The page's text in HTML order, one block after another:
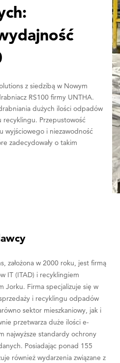
z siedzibą w Nowym
RS100 firmy UNTHA.
dużych ilości odpadów
recyklingu. Przepustowość
wyjściowego i niezawodność
zadecydowały o takim
założona w 2000 roku, jest firmą
IT (ITAD) i recyklingiem
Jorku. Firma specjalizuje się w
i recyklingu odpadów
sektor mieszkaniowy, jak i
przetwarza duże ilości e-
najwyższe standardy ochrony
Posiadając ponad 155
również wydarzenia związane z